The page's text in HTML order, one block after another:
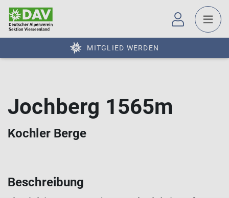
MITGLIED WERDEN
Jochberg 1565m
Kochler Berge
Beschreibung